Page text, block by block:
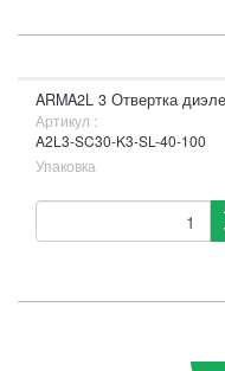
ARMA2L 3 Отвертка
Артикул :
A2L3-SC30-K3-SL-40-100
Упаковка